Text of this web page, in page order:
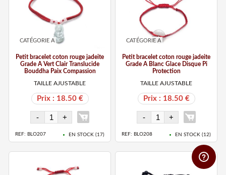
CATÉGORIE A
Petit bracelet coton rouge jadeite
Grade A Vert Clair Translucide
Bouddha Paix Compassion
TAILLE AJUSTABLE
Prix : 18.50 €
REF: BLO207 EN STOCK ( 17)
CATÉGORIE A
Petit bracelet coton rouge jadeite
Grade A Blanc Glace Disque Pi
Protection
TAILLE AJUSTABLE
Prix : 18.50 €
REF: BLO208 EN STOCK ( 12)